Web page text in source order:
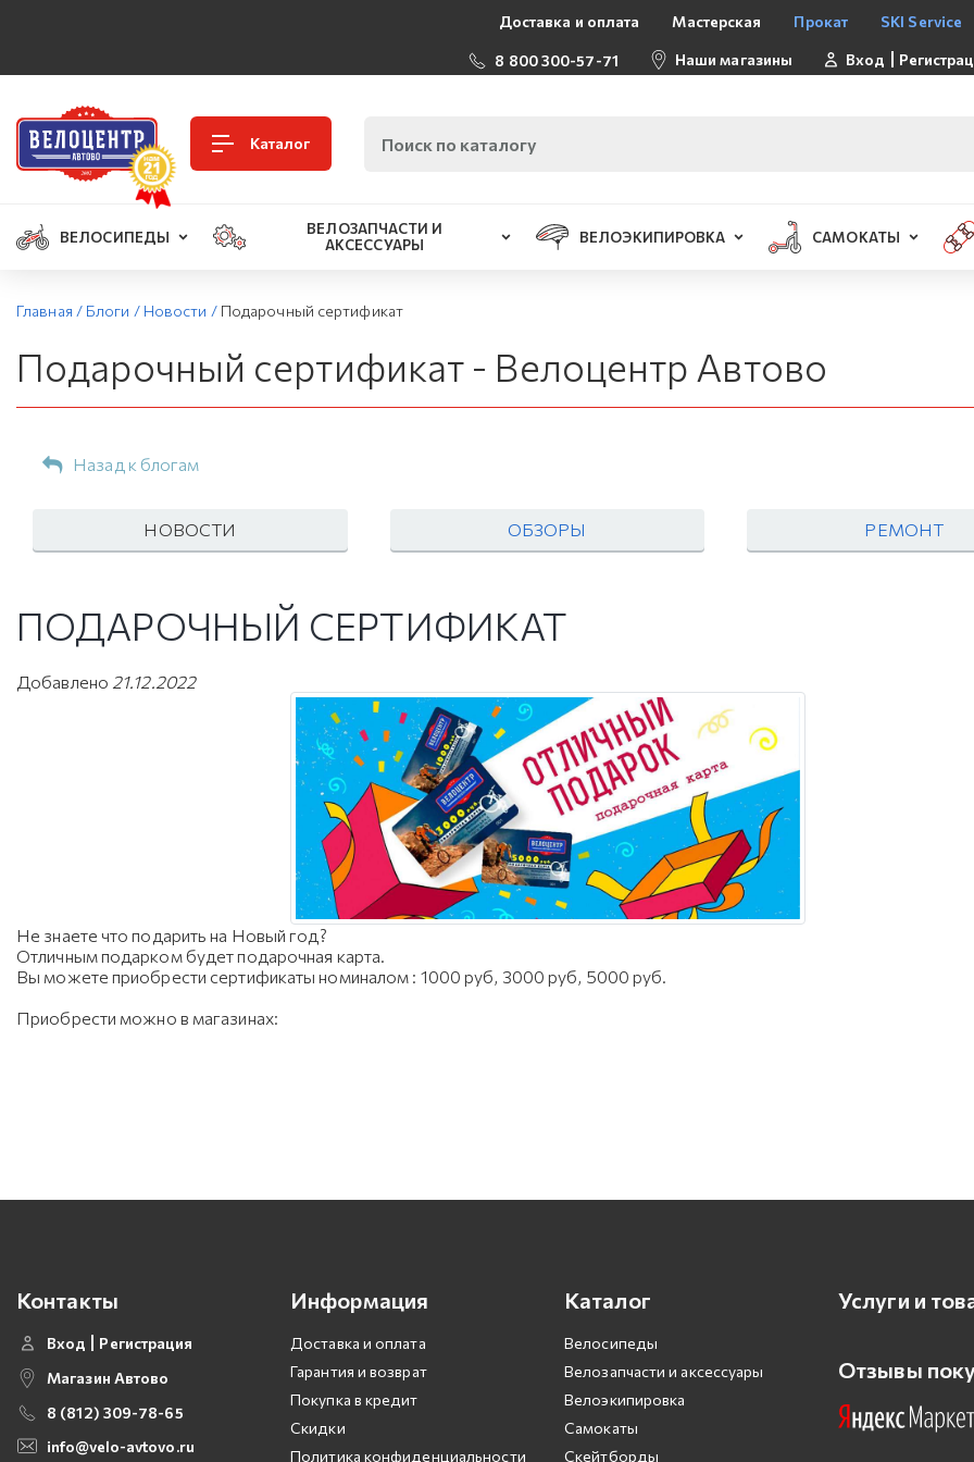
Доставка и оплата Мастерская Прокат SKI Service
8 800 300-57-71 Наши магазины Вход
Каталог
ВЕЛОСИПЕДЫ
ВЕЛОЗАПЧАСТИ И
АКСЕССУАРЫ
ВЕЛОЭКИПИРОВКА САМОКАТЫ
Главная / Блоги / Новости / Подарочный сертификат
Подарочный сертификат - Велоцентр Автово
Назад к блогам
НОВОСТИ ОБЗОРЫ РЕМОНТ
ПОДАРОЧНЫЙ СЕРТИФИКАТ
Добавлено 21.12.2022
Не знаете что подарить на Новый год?
Отличным подарком будет подарочная карта.
Вы можете приобрести сертификаты номиналом : 1000 руб, 3000 руб, 5000 руб.
Приобрести можно в магазинах:
Контакты
Вход
Регистрация
Магазин Автово
8 (812) 309-78-65
info@velo-avtovo.ru
Информация
Доставка и оплата
Гарантия и возврат
Покупка в кредит
Скидки
Политика конфиденциальности
Каталог
Велосипеды
Велозапчасти и аксессуары
Велоэкипировка
Самокаты
Скейтборды
Услуги и
Отзывы